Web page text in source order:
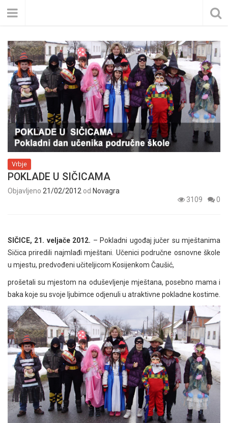
Vrbje
POKLADE U SIČICAMA
Objavljeno 21/02/2012 od Novagra
3109
0
SIČICE, 21. veljače 2012. – Pokladni ugođaj jučer su mještanima
Sičica priredili najmlađi mještani. Učenici područne osnovne škole
u mjestu, predvođeni učiteljicom Kosijenkom Čaušić,
prošetali su mjestom na oduševljenje mještana, posebno mama i
baka koje su svoje ljubimce odjenuli u atraktivne pokladne kostime.